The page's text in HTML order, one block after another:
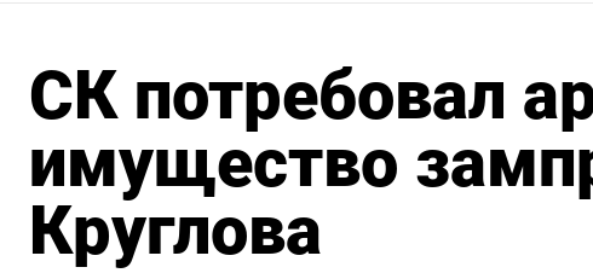
СК потребовал
имущество
Круглова